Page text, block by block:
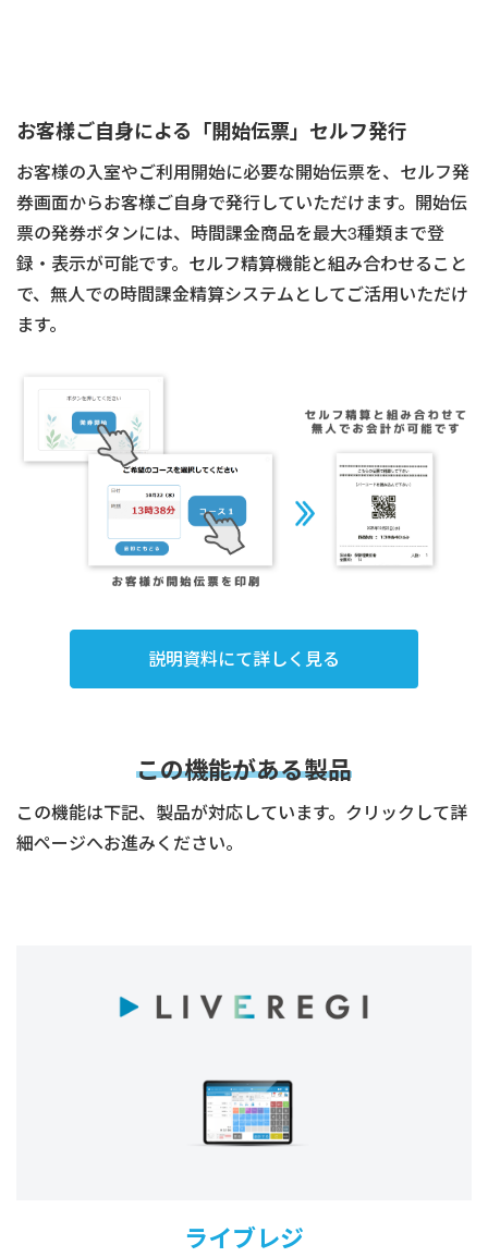
お客様ご自身による「開始伝票」セルフ発行
お客様の入室やご利用開始に必要な開始伝票を、セルフ発
券画面からお客様ご自身で発行していただけます。開始伝
票の発券ボタンには、時間課金商品を最大3種類まで登
録・表示が可能です。セルフ精算機能と組み合わせること
で、無人での時間課金精算システムとしてご活用いただけ
ます。
説明資料にて詳しく見る
この機能がある製品
この機能は下記、製品が対応しています。クリックして詳
細ページへお進みください。
ライブレジ